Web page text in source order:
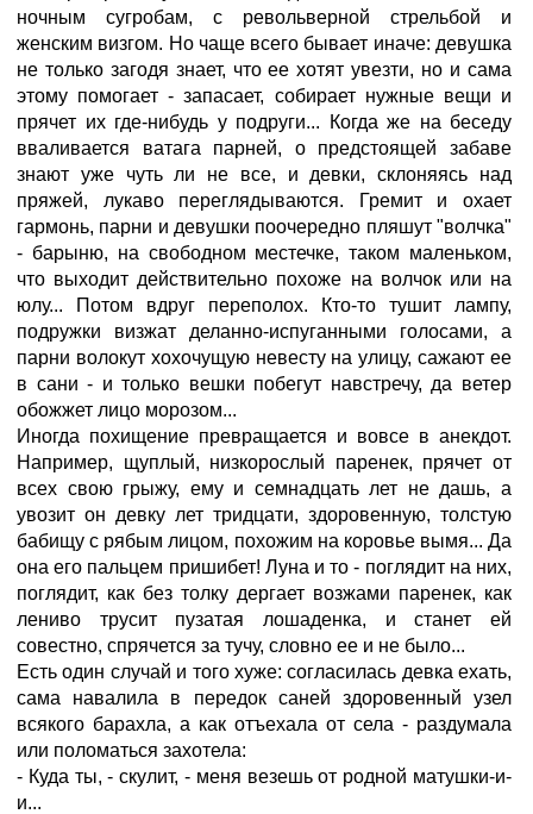
ночным сугробам, с револьверной стрельбой и
женским визгом. Но чаще всего бывает иначе: девушка
не только загодя знает, что ее хотят увезти, но и сама
этому помогает - запасает, собирает нужные вещи и
прячет их где-нибудь у подруги... Когда же на беседу
вваливается ватага парней, о предстоящей забаве
знают уже чуть ли не все, и девки, склоняясь над
пряжей, лукаво переглядываются. Гремит и охает
гармонь, парни и девушки поочередно пляшут "волчка"
- барыню, на свободном местечке, таком маленьком,
что выходит действительно похоже на волчок или на
юлу... Потом вдруг переполох. Кто-то тушит лампу,
подружки визжат деланно-испуганными голосами, а
парни волокут хохочущую невесту на улицу, сажают ее
в сани - и только вешки побегут навстречу, да ветер
обожжет лицо морозом...
Иногда похищение превращается и вовсе в анекдот.
Например, щуплый, низкорослый паренек, прячет от
всех свою грыжу, ему и семнадцать лет не дашь, а
увозит он девку лет тридцати, здоровенную, толстую
бабищу с рябым лицом, похожим на коровье вымя... Да
она его пальцем пришибет! Луна и то - поглядит на них,
поглядит, как без толку дергает возжами паренек, как
лениво трусит пузатая лошаденка, и станет ей
совестно, спрячется за тучу, словно ее и не было...
Есть один случай и того хуже: согласилась девка ехать,
сама навалила в передок саней здоровенный узел
всякого барахла, а как отъехала от села - раздумала
или поломаться захотела:
- Куда ты, - скулит, - меня везешь от родной матушки-и-
и...